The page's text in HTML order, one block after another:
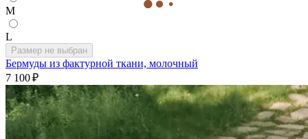
M
L
Размер не выбран
Бермуды из фактурной ткани, молочный
7 100 ₽